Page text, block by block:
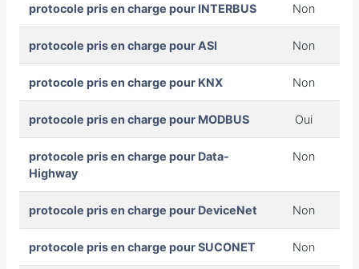
protocole pris en charge pour INTERBUS Non
protocole pris en charge pour ASI Non
protocole pris en charge pour KNX Non
protocole pris en charge pour MODBUS Oui
protocole pris en charge pour Data-
Highway
Non
protocole pris en charge pour DeviceNet Non
protocole pris en charge pour SUCONET Non